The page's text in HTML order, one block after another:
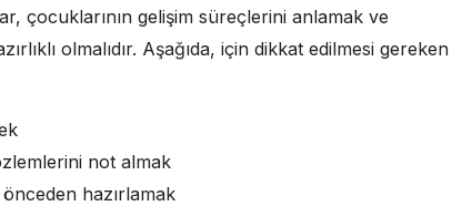
çocuklarının gelişim süreçlerini anlamak ve
olmalıdır. Aşağıda, için dikkat edilmesi gereken
not almak
hazırlamak